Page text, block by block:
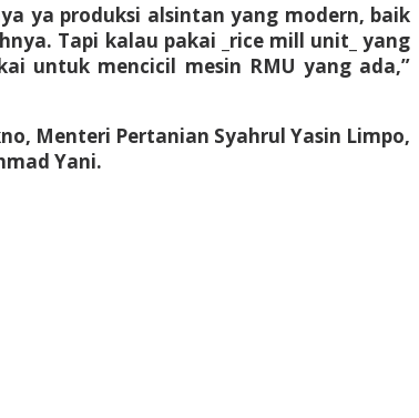
ya produksi alsintan yang modern, baik
Tapi kalau pakai _rice mill unit_ yang
untuk mencicil mesin RMU yang ada,”
Menteri Pertanian Syahrul Yasin Limpo,
Yani.